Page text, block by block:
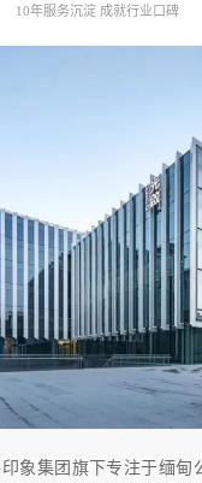
10年服务沉淀 成就行业口碑
象集团旗下专注于缅甸